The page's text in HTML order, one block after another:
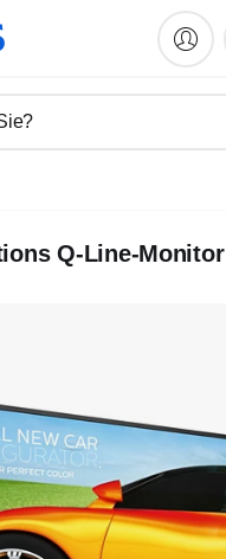
Q-Line-Monitor